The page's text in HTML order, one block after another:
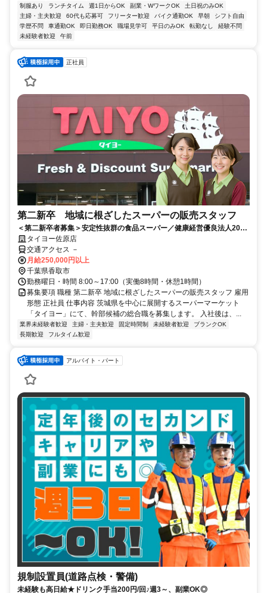
制服あり ランチタイム 週1日からOK 副業・WワークOK
土日祝のみOK
主婦・主夫歓迎
60代も応募可 フリーター歓迎 バイク通勤OK 早朝
シフト自由
学歴不問
車通勤OK 即日勤務OK 職場見学可 平日のみOK 転勤なし
経験不問
未経験者歓迎
午前
正社員
第二新卒 地域に根ざしたスーパーの販売スタッフ
＜第二新卒者募集＞安定性抜群の食品スーパー／健康経営優良法人2026
認定／福利厚生充実／賞与年2回
タイヨー佐原店
交通アクセス －
月給250,000円以上
千葉県香取市
勤務曜日・時間 8:00～17:00（実働8時間・休憩1時間）
募集要項 職種 第二新卒 地域に根ざしたスーパーの販売スタッフ 雇用
形態 正社員 仕事内容 茨城県を中心に展開するスーパーマーケット
「タイヨー」にて、幹部候補の総合職を募集します。 入社後は、...
業界未経験者歓迎 主婦・主夫歓迎 固定時間制 未経験者歓迎
ブランクOK
長期歓迎
フルタイム歓迎
アルバイト・パート
規制設置員(道路点検・警備)
未経験も高日給★ドリンク手当200円/回♪週3～、副業OK◎